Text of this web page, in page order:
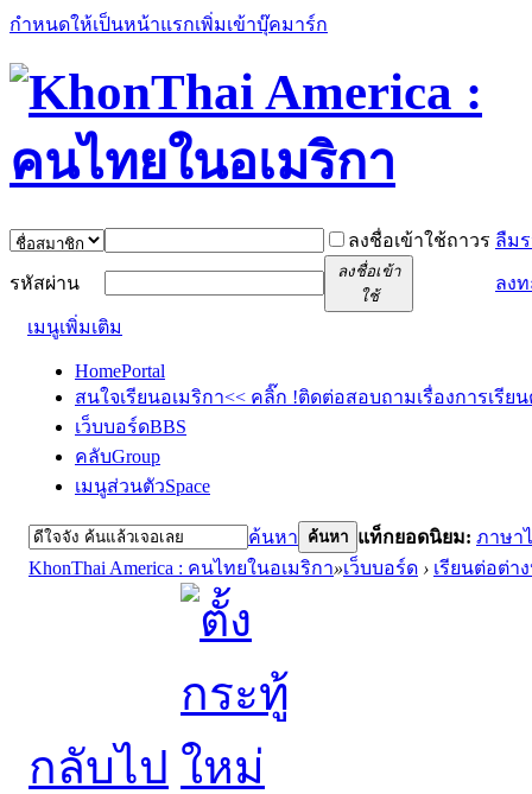
กำหนดให้เป็นหน้าแรกเพิ่มเข้าบุ๊คมาร์ก
ลงชื่อเข้าใช้ถาวร ลืม
รหัสผ่าน
ลงชื่อเข้า
ใช้
ลง
เมนูเพิ่มเติม
HomePortal
สนใจเรียนอเมริกา<< คลิ๊ก !ติดต่อสอบถามเรื่องการเรีย
เว็บบอร์ดBBS
คลับGroup
เมนูส่วนตัวSpace
ค้นหา ค้นหา แท็กยอดนิยม: ภาษา
KhonThai America : คนไทยในอเมริกา»เว็บบอร์ด › เรียนต่อต่า
กลับไป